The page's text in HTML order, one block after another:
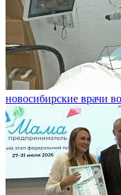
новосибирские врачи